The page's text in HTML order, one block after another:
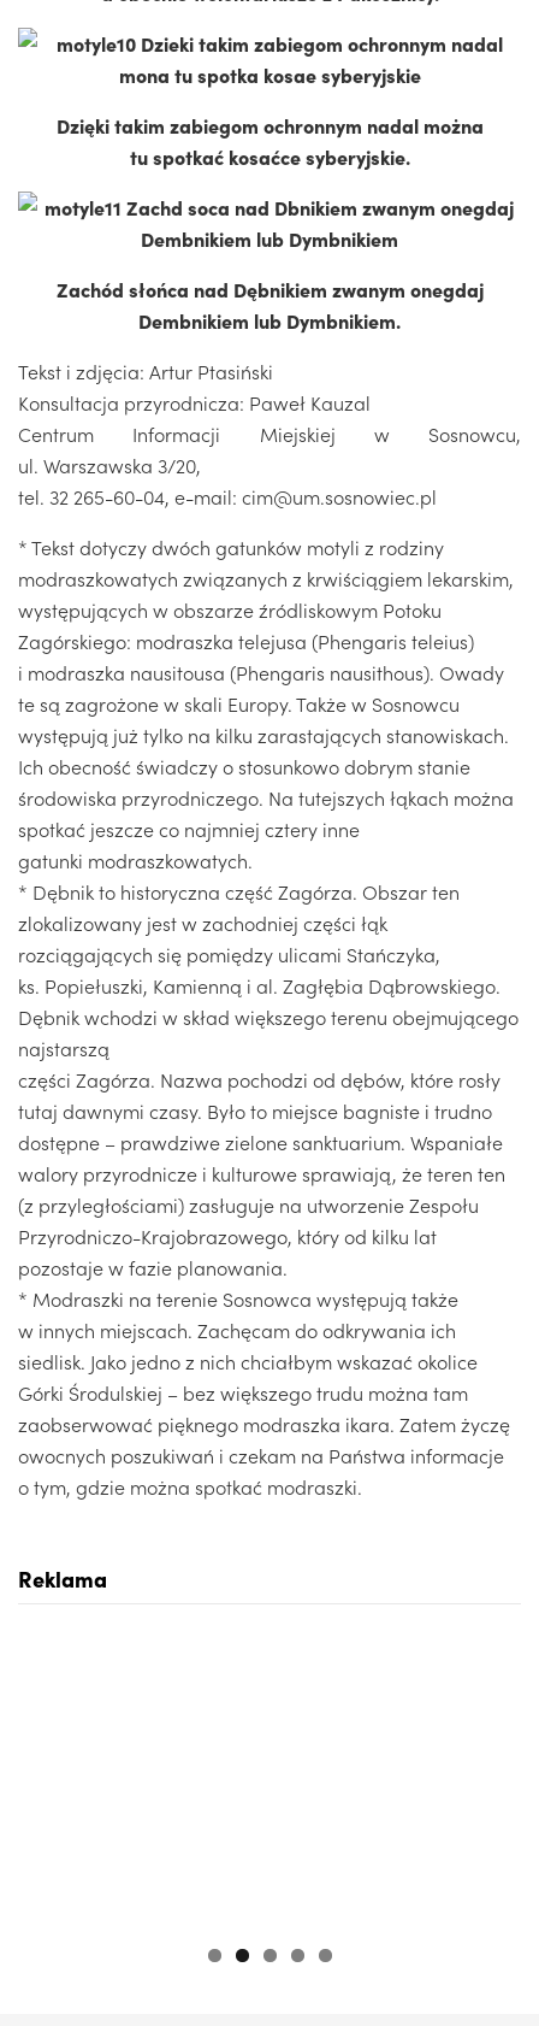
Dzięki takim zabiegom ochronnym nadal można
tu spotkać kosaćce syberyjskie.
Zachód słońca nad Dębnikiem zwanym onegdaj
Dembnikiem lub Dymbnikiem.
Tekst i zdjęcia: Artur Ptasiński
Konsultacja przyrodnicza: Paweł Kauzal
Centrum Informacji Miejskiej w Sosnowcu,
ul. Warszawska 3/20,
tel. 32 265-60-04, e-mail: cim@um.sosnowiec.pl
* Tekst dotyczy dwóch gatunków motyli z rodziny
modraszkowatych związanych z krwiściągiem lekarskim,
występujących w obszarze źródliskowym Potoku
Zagórskiego: modraszka telejusa (Phengaris teleius)
i modraszka nausitousa (Phengaris nausithous). Owady
te są zagrożone w skali Europy. Także w Sosnowcu
występują już tylko na kilku zarastających stanowiskach.
Ich obecność świadczy o stosunkowo dobrym stanie
środowiska przyrodniczego. Na tutejszych łąkach można
spotkać jeszcze co najmniej cztery inne
gatunki modraszkowatych.
* Dębnik to historyczna część Zagórza. Obszar ten
zlokalizowany jest w zachodniej części łąk
rozciągających się pomiędzy ulicami Stańczyka,
ks. Popiełuszki, Kamienną i al. Zagłębia Dąbrowskiego.
Dębnik wchodzi w skład większego terenu obejmującego
najstarszą
części Zagórza. Nazwa pochodzi od dębów, które rosły
tutaj dawnymi czasy. Było to miejsce bagniste i trudno
dostępne – prawdziwe zielone sanktuarium. Wspaniałe
walory przyrodnicze i kulturowe sprawiają, że teren ten
(z przyległościami) zasługuje na utworzenie Zespołu
Przyrodniczo-Krajobrazowego, który od kilku lat
pozostaje w fazie planowania.
* Modraszki na terenie Sosnowca występują także
w innych miejscach. Zachęcam do odkrywania ich
siedlisk. Jako jedno z nich chciałbym wskazać okolice
Górki Środulskiej – bez większego trudu można tam
zaobserwować pięknego modraszka ikara. Zatem życzę
owocnych poszukiwań i czekam na Państwa informacje
o tym, gdzie można spotkać modraszki.
Reklama